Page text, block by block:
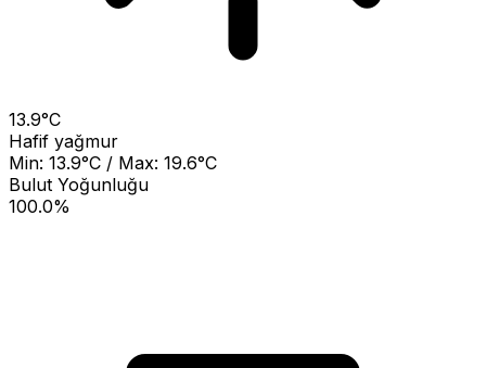
13.9°C
Hafif yağmur
Min: 13.9°C / Max: 19.6°C
Bulut Yoğunluğu
100.0%